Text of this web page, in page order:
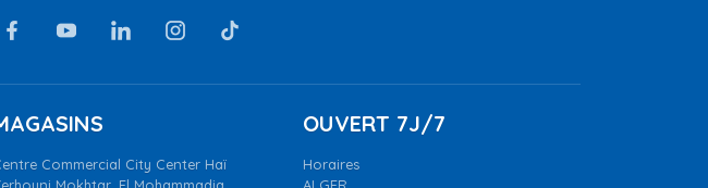
Commercial City Center Haï
OUVERT 7J/7
Horaires